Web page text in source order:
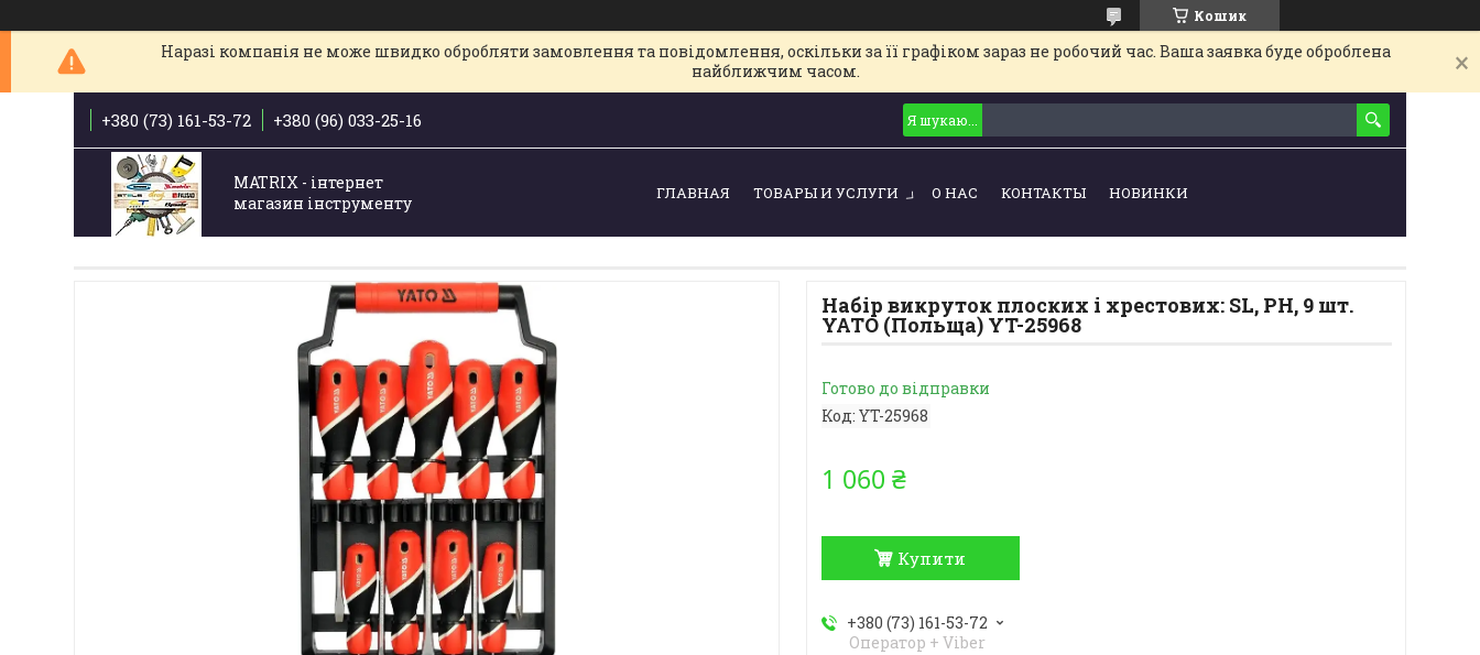
Кошик
Наразі компанія не може швидко обробляти замовлення та повідомлення, оскільки за її графіком зараз не робочий час. Ваша заявка буде оброблена
найближчим часом.
+380 (73) 161-53-72 +380 (96) 033-25-16
MATRIX - інтернет
магазин інструменту
ГЛАВНАЯ ТОВАРЫ И УСЛУГИ О НАС КОНТАКТЫ НОВИНКИ
Набір викруток плоских і хрестових: SL, PH, 9 шт.
YATO (Польща) YT-25968
Готово до відправки
Код: YT-25968
1 060 ₴
Купити
+380 (73) 161-53-72
Оператор + Viber